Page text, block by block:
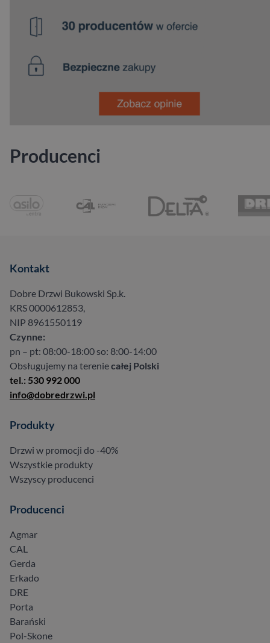
Producenci
Kontakt
Dobre Drzwi Bukowski Sp.k.
KRS 0000612853,
NIP 8961550119
Czynne:
pn – pt: 08:00-18:00 so: 8:00-14:00
Obsługujemy na tereniecałej Polski
tel.: 530 992 000
info@dobredrzwi.pl
Produkty
Drzwi w promocji do -40%
Wszystkie produkty
Wszyscy producenci
Producenci
Agmar
CAL
Gerda
Erkado
DRE
Porta
Barański
Pol-Skone